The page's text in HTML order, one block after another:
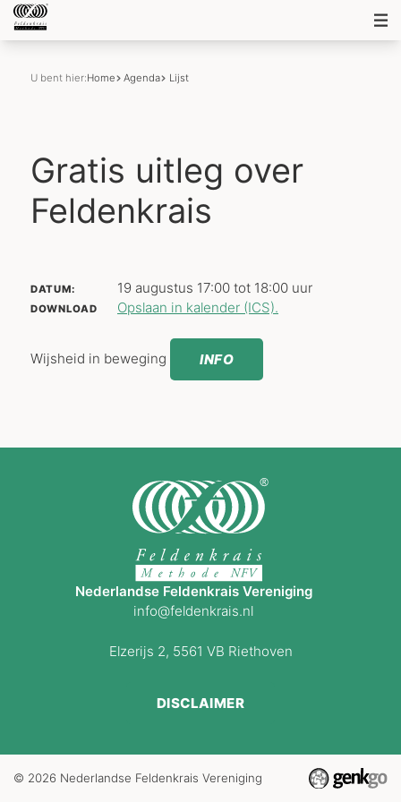
U bent hier:Home Agenda Lijst
Gratis uitleg over
Feldenkrais
DATUM: 19 augustus 17:00 tot 18:00 uur
DOWNLOAD Opslaan in kalender (ICS).
Wijsheid in beweging INFO
Nederlandse Feldenkrais Vereniging
info@feldenkrais.nl
Elzerijs 2, 5561 VB Riethoven
DISCLAIMER
© 2026 Nederlandse Feldenkrais Vereniging